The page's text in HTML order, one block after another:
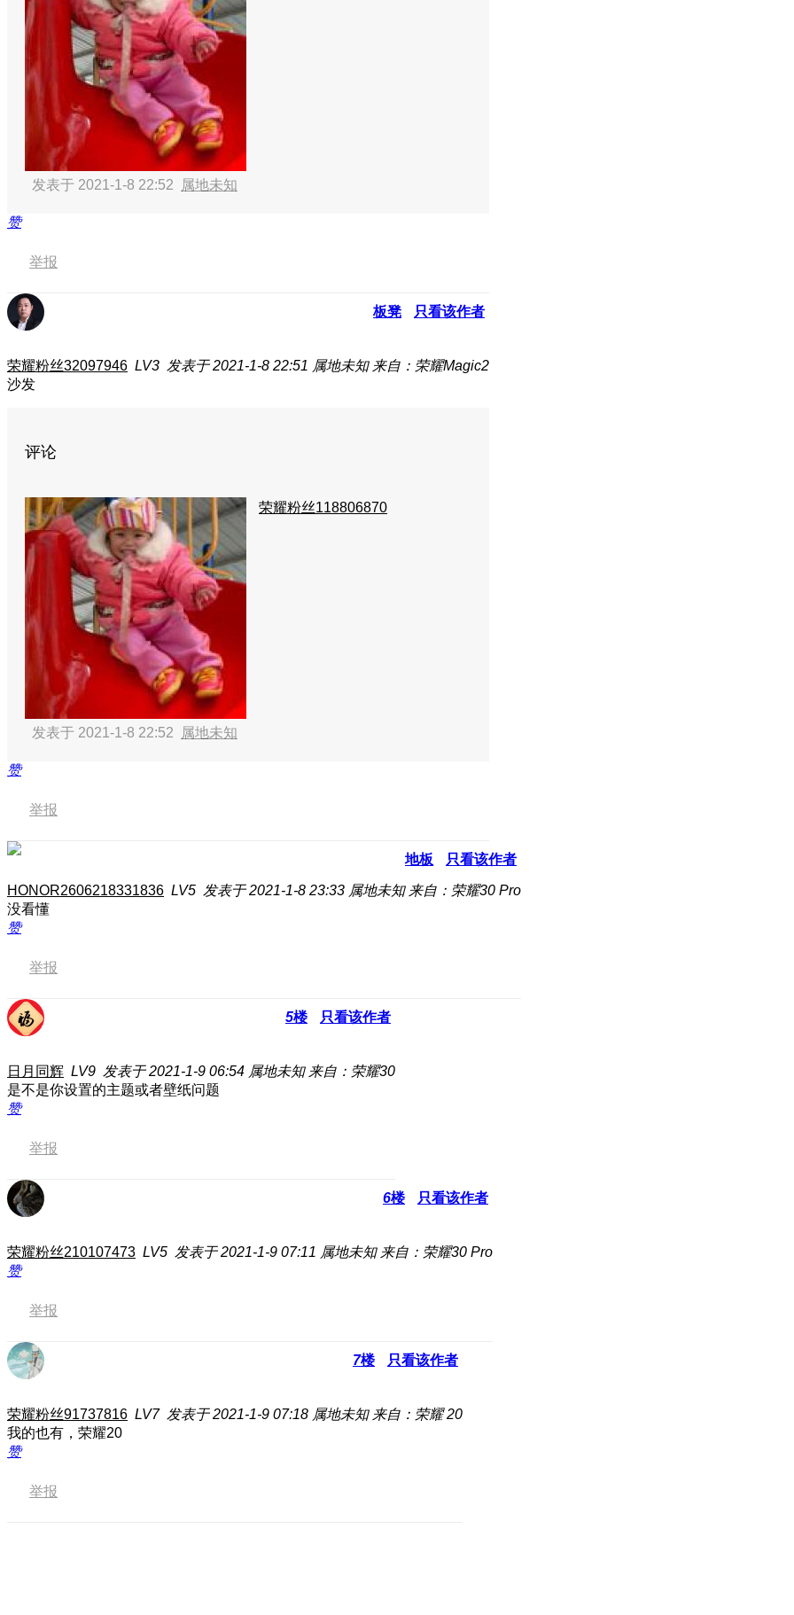
发表于 2021-1-8 22:52 属地未知
赞
举报
板凳 只看该作者
荣耀粉丝32097946 LV3 发表于 2021-1-8 22:51 属地未知 来自：荣耀Magic2
沙发
评论
荣耀粉丝118806870
发表于 2021-1-8 22:52 属地未知
赞
举报
地板 只看该作者
HONOR2606218331836 LV5 发表于 2021-1-8 23:33 属地未知 来自：荣耀30 Pro
没看懂
赞
举报
5楼 只看该作者
日月同辉 LV9 发表于 2021-1-9 06:54 属地未知 来自：荣耀30
是不是你设置的主题或者壁纸问题
赞
举报
6楼 只看该作者
荣耀粉丝210107473 LV5 发表于 2021-1-9 07:11 属地未知 来自：荣耀30 Pro
赞
举报
7楼 只看该作者
荣耀粉丝91737816 LV7 发表于 2021-1-9 07:18 属地未知 来自：荣耀 20
我的也有，荣耀20
赞
举报